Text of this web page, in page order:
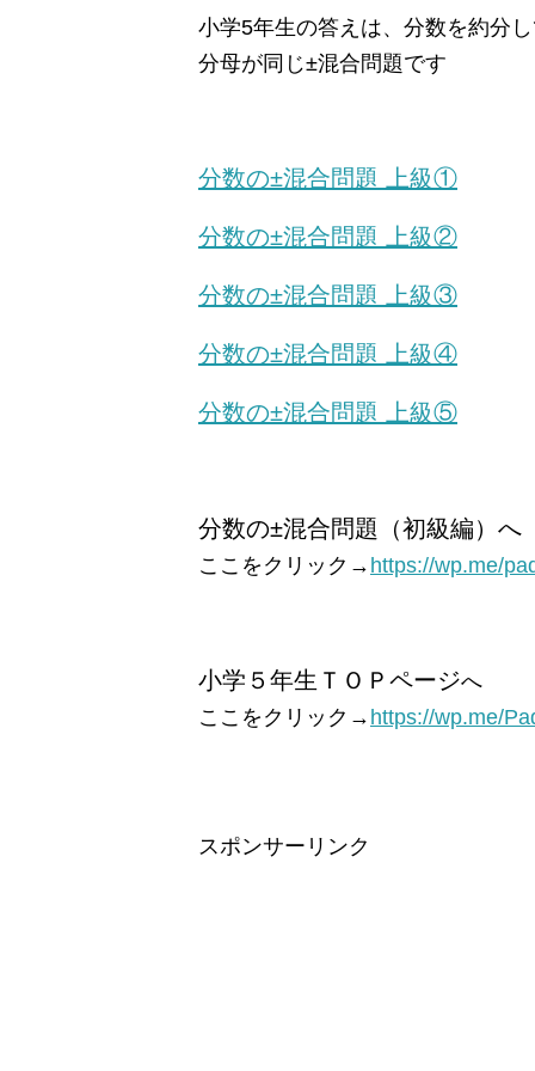
小学5年生の答えは、分数を約分し
分母が同じ±混合問題です
分数の±混合問題 上級①
分数の±混合問題 上級②
分数の±混合問題 上級③
分数の±混合問題 上級④
分数の±混合問題 上級⑤
分数の±混合問題（初級編）へ
ここをクリック→ https://wp.me/
小学５年生ＴＯＰページへ
ここをクリック→ https://wp.me/
スポンサーリンク